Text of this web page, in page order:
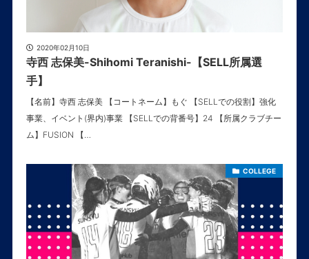
2020年02月10日
寺西 志保美-Shihomi Teranishi-【SELL所属選
手】
【名前】寺西 志保美 【コートネーム】もぐ 【SELLでの役割】強化
事業、イベント(界内)事業 【SELLでの背番号】24 【所属クラブチー
ム】FUSION 【…
COLLEGE